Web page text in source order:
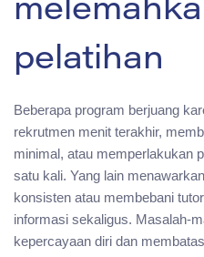
pelatihan
Beberapa program berjuang
rekrutmen menit terakhir,
minimal, atau memperlakukan
satu kali. Yang lain
konsisten atau membebani
informasi sekaligus. Masalah-
kepercayaan diri dan